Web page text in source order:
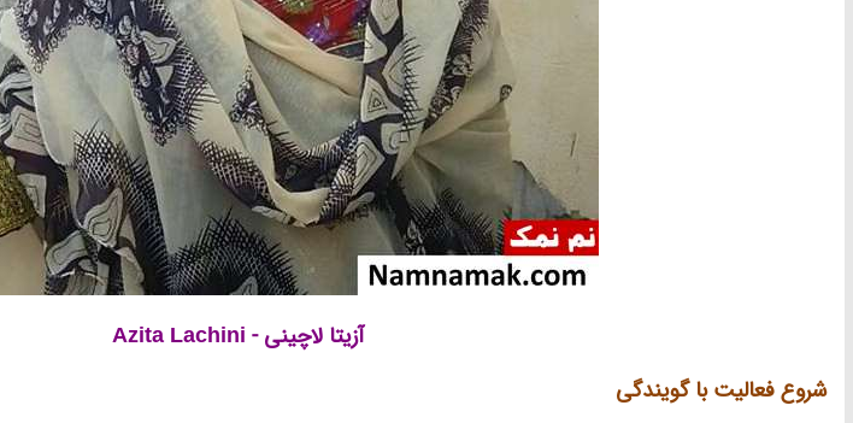
آزیتا لاچینی - Azita Lachini
شروع فعالیت با گویندگی